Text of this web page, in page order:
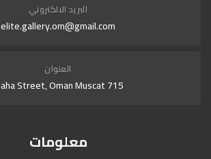
البريد الالكتروني
elite.gallery.om@gmail.com
العنوان
715 Maha Street, Oman Muscat
معلومات